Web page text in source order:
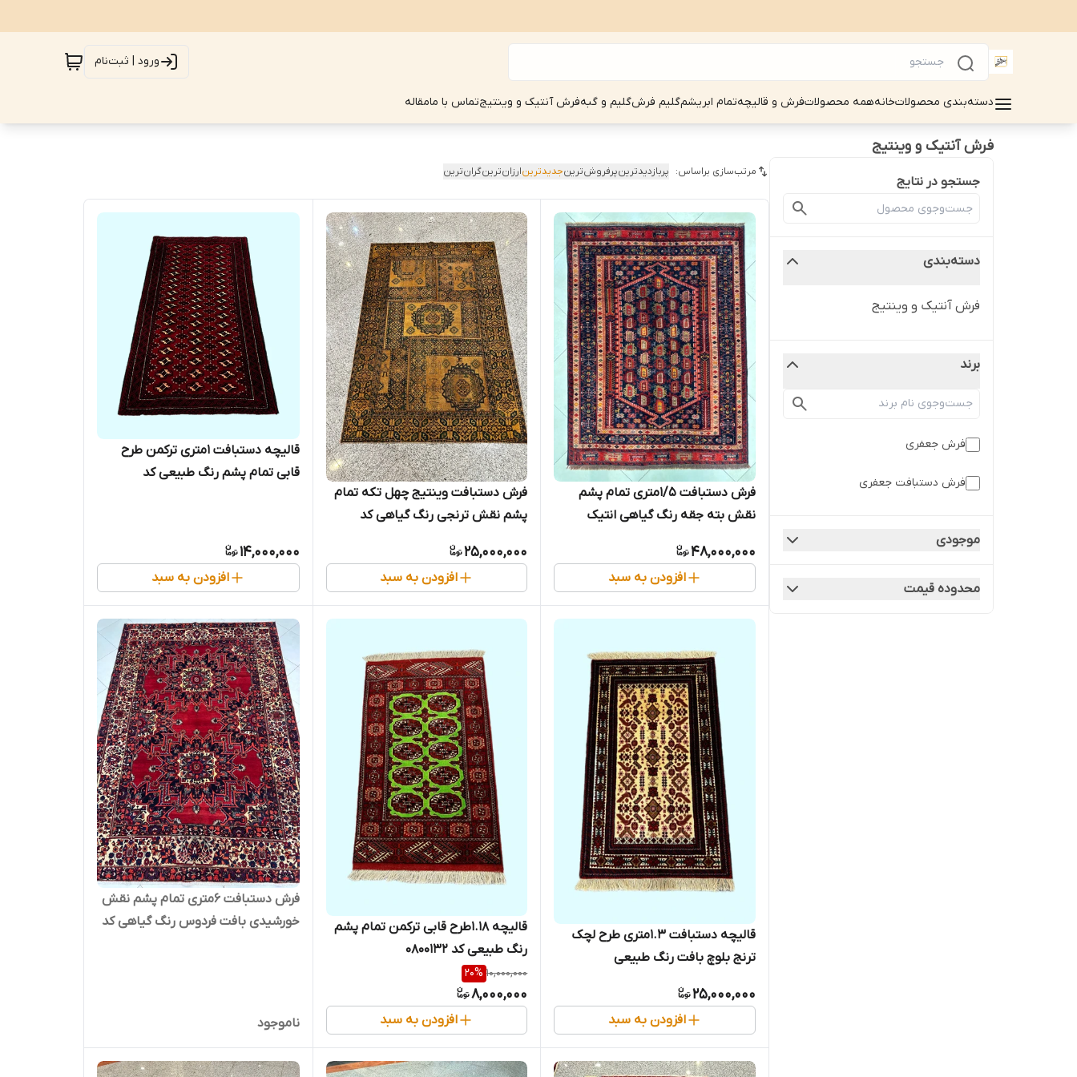
ورود | ثبت‌نام
دسته‌بندی محصولاتخانههمه محصولاتفرش و قالیچهتمام ابریشمگلیم فرشگلیم و گبهفرش آنتیک و وینتیجتماس با مامقاله
فرش آنتیک و وینتیج
جستجو در نتایج
دسته‌بندی
فرش آنتیک و وینتیج
برند
فرش جعفری
فرش دستبافت جعفری
موجودی
محدوده قیمت
مرتب‌سازی براساس: پربازدیدترینپرفروش‌ترینجدیدترینارزان‌ترینگران‌ترین
فرش دستبافت 1/5متری تمام پشم
نقش بته جقه رنگ گیاهی انتیک
48,000,000
افزودن به سبد
فرش دستبافت وینتیج چهل تکه تمام
پشم نقش ترنجی رنگ گیاهی کد
25,000,000
افزودن به سبد
قالیچه دستبافت 1متری ترکمن طرح
قابی تمام پشم رنگ طبیعی کد
14,000,000
افزودن به سبد
قالیچه دستبافت 1.3متری طرح لچک
ترنج بلوچ بافت رنگ طبیعی
25,000,000
افزودن به سبد
قالیچه 1.18طرح قابی ترکمن تمام پشم
رنگ طبیعی کد 0800132
10,000,000
20%
8,000,000
افزودن به سبد
فرش دستبافت 6متری تمام پشم نقش
خورشیدی بافت فردوس رنگ گیاهی کد
ناموجود